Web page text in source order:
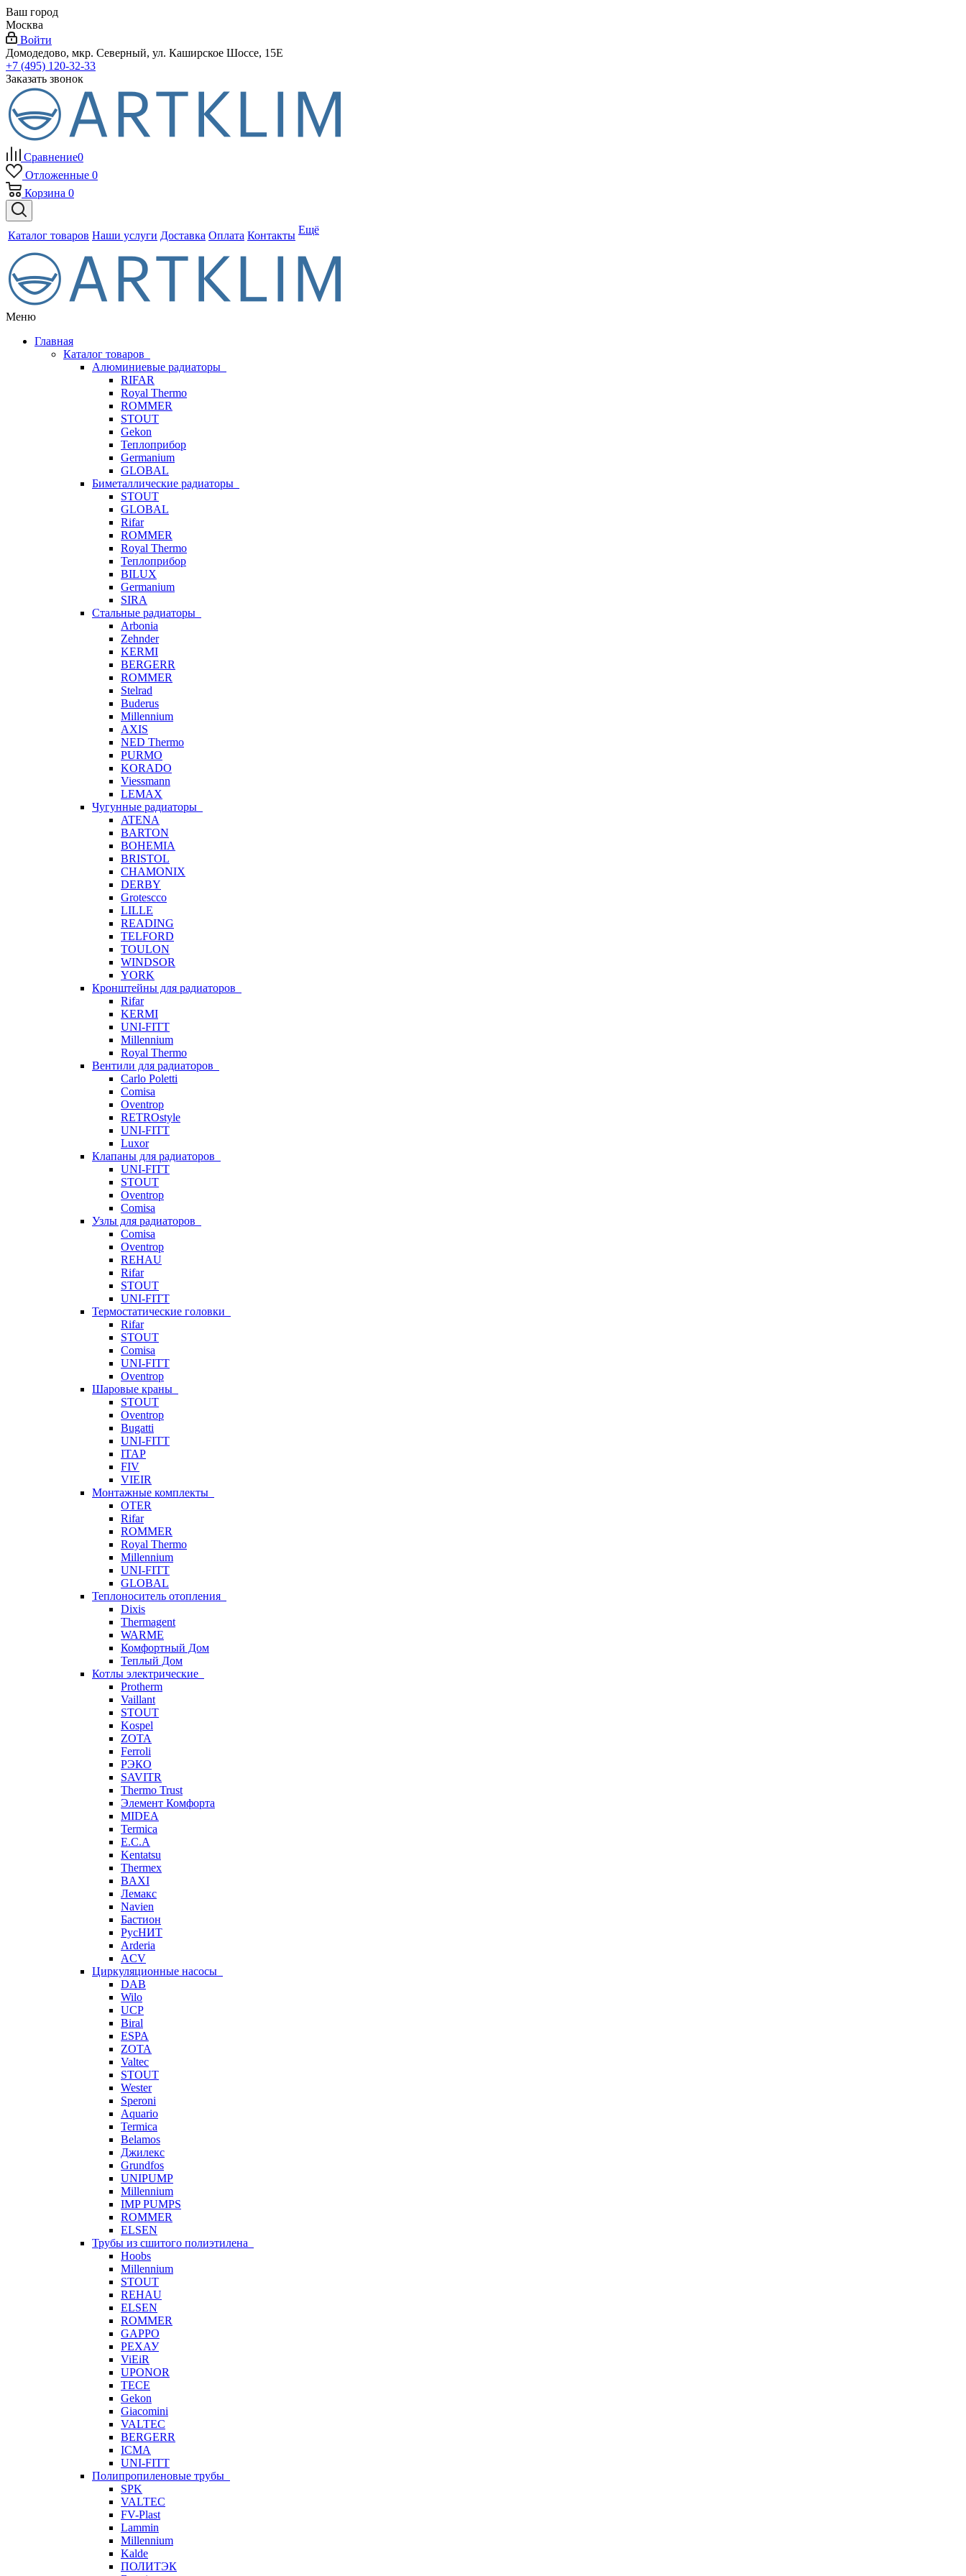
Ваш город
Москва
Войти
Домодедово, мкр. Северный, ул. Каширское Шоссе, 15Е
+7 (495) 120-32-33
Заказать звонок
Сравнение0
Отложенные 0
Корзина 0
Каталог товаров Наши услуги Доставка Оплата Контакты Ещё
Меню
Главная
Каталог товаров
Алюминиевые радиаторы
RIFAR
Royal Thermo
ROMMER
STOUT
Gekon
Теплоприбор
Germanium
GLOBAL
Биметаллические радиаторы
STOUT
GLOBAL
Rifar
ROMMER
Royal Thermo
Теплоприбор
BILUX
Germanium
SIRA
Стальные радиаторы
Arbonia
Zehnder
KERMI
BERGERR
ROMMER
Stelrad
Buderus
Millennium
AXIS
NED Thermo
PURMO
KORADO
Viessmann
LEMAX
Чугунные радиаторы
ATENA
BARTON
BOHEMIA
BRISTOL
CHAMONIX
DERBY
Grotescco
LILLE
READING
TELFORD
TOULON
WINDSOR
YORK
Кронштейны для радиаторов
Rifar
KERMI
UNI-FITT
Millennium
Royal Thermo
Вентили для радиаторов
Carlo Poletti
Comisa
Oventrop
RETROstyle
UNI-FITT
Luxor
Клапаны для радиаторов
UNI-FITT
STOUT
Oventrop
Comisa
Узлы для радиаторов
Comisa
Oventrop
REHAU
Rifar
STOUT
UNI-FITT
Термостатические головки
Rifar
STOUT
Comisa
UNI-FITT
Oventrop
Шаровые краны
STOUT
Oventrop
Bugatti
UNI-FITT
ITAP
FIV
VIEIR
Монтажные комплекты
OTER
Rifar
ROMMER
Royal Thermo
Millennium
UNI-FITT
GLOBAL
Теплоноситель отопления
Dixis
Thermagent
WARME
Комфортный Дом
Теплый Дом
Котлы электрические
Protherm
Vaillant
STOUT
Kospel
ZOTA
Ferroli
РЭКО
SAVITR
Thermo Trust
Элемент Комфорта
MIDEA
Termica
E.C.A
Kentatsu
Thermex
BAXI
Лемакс
Navien
Бастион
РусНИТ
Arderia
ACV
Циркуляционные насосы
DAB
Wilo
UCP
Biral
ESPA
ZOTA
Valtec
STOUT
Wester
Speroni
Aquario
Termica
Belamos
Джилекс
Grundfos
UNIPUMP
Millennium
IMP PUMPS
ROMMER
ELSEN
Трубы из сшитого полиэтилена
Hoobs
Millennium
STOUT
REHAU
ELSEN
ROMMER
GAPPO
РЕХАУ
ViEiR
UPONOR
TECE
Gekon
Giacomini
VALTEC
BERGERR
ICMA
UNI-FITT
Полипропиленовые трубы
SPK
VALTEC
FV-Plast
Lammin
Millennium
Kalde
ПОЛИТЭК